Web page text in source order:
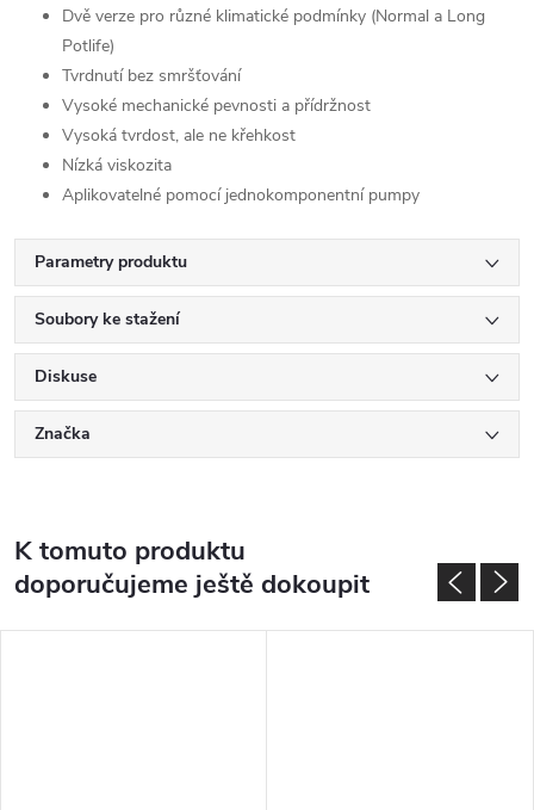
Dvě verze pro různé klimatické podmínky (Normal a Long
Potlife)
Tvrdnutí bez smršťování
Vysoké mechanické pevnosti a přídržnost
Vysoká tvrdost, ale ne křehkost
Nízká viskozita
Aplikovatelné pomocí jednokomponentní pumpy
Parametry produktu
Soubory ke stažení
Diskuse
Značka
K tomuto produktu
doporučujeme ještě dokoupit